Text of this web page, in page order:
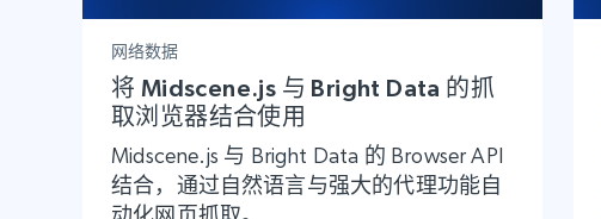
网络数据
将 Midscene.js 与 Bright Data 的抓
取浏览器结合使用
Midscene.js 与 Bright Data 的 Browser API
结合，通过自然语言与强大的代理功能自